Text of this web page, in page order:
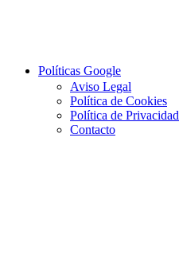
Políticas Google
Aviso Legal
Política de Cookies
Política de Privacidad
Contacto